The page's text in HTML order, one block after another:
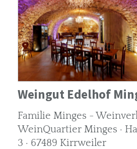
Weingut Edelhof
Familie Minges -
WeinQuartier Minges ·
3 · 67489 Kirrweiler